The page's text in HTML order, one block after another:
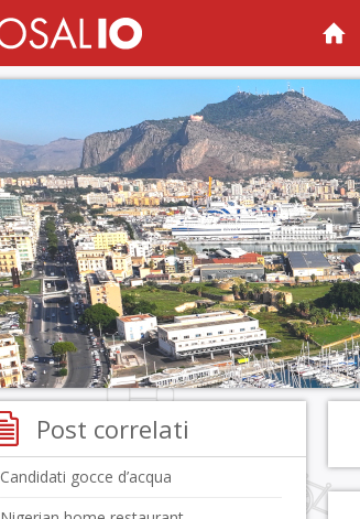
Post correlati
Candidati gocce d’acqua